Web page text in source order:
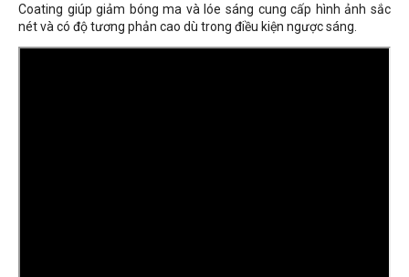
Coating giúp giảm bóng ma và lóe sáng cung cấp hình ảnh sắc
nét và có độ tương phản cao dù trong điều kiện ngược sáng.